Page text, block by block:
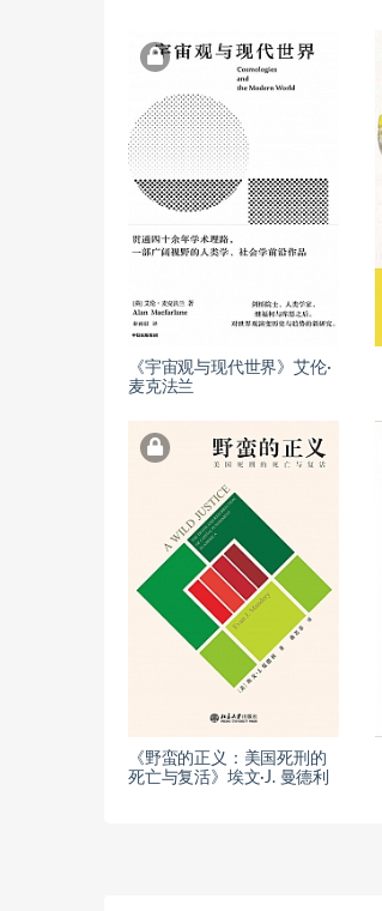
《宇宙观与现代世界》艾伦·
麦克法兰
《野蛮的正义：美国死刑的
死亡与复活》埃文·J. 曼德利